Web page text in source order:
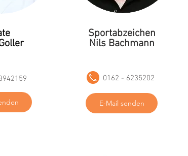
Sportabzeichen
Nils Bachmann
0162 - 6235202
E-Mail senden